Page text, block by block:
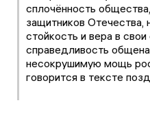
сплочённость
защитников Отечества,
стойкость и вера в
справедливость
несокрушимую мощь
говорится в тексте